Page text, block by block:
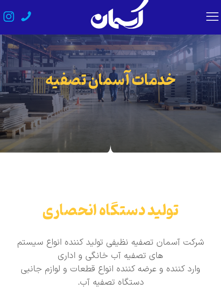
خدمات آسمان تصفیه
تولید دستگاه انحصاری
شرکت آسمان تصفیه نظیفی تولید کننده انواع سیستم
های تصفیه آب خانگی و اداری
وارد کننده و عرضه کننده انواع قطعات و لوازم جانبی
دستگاه تصفیه آب.